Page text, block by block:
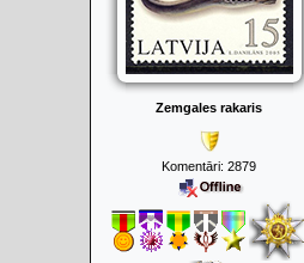
Zemgales rakaris
Komentāri: 2879